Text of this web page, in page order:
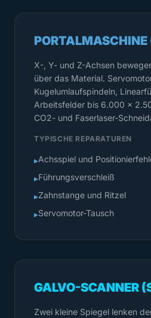
X-, Y- und Z-Achsen
über das Material.
Kugelumlaufspindeln,
Arbeitsfelder bis 6.000 x
CO2- und Faserlaser-
TYPISCHE REPARATUREN
▸Achsspiel und
▸Führungsverschleiß
▸Zahnstange und Ritzel
▸Servomotor-Tausch
GALVO-SCANNER
Zwei kleine Spiegel lenken